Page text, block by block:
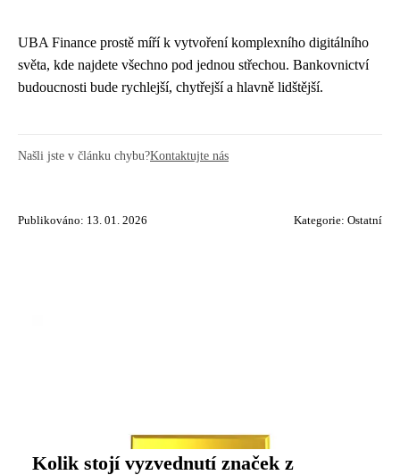
UBA Finance prostě míří k vytvoření komplexního digitálního
světa, kde najdete všechno pod jednou střechou. Bankovnictví
budoucnosti bude rychlejší, chytřejší a hlavně lidštější.
Našli jste v článku chybu?Kontaktujte nás
Publikováno: 13. 01. 2026 Kategorie: Ostatní
Kolik stojí vyzvednutí značek z